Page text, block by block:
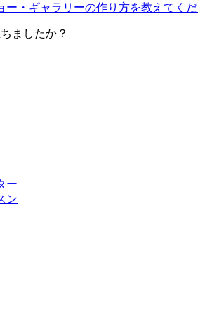
ー・ギャラリーの作り方を教えてくだ
ましたか？
ー
ン